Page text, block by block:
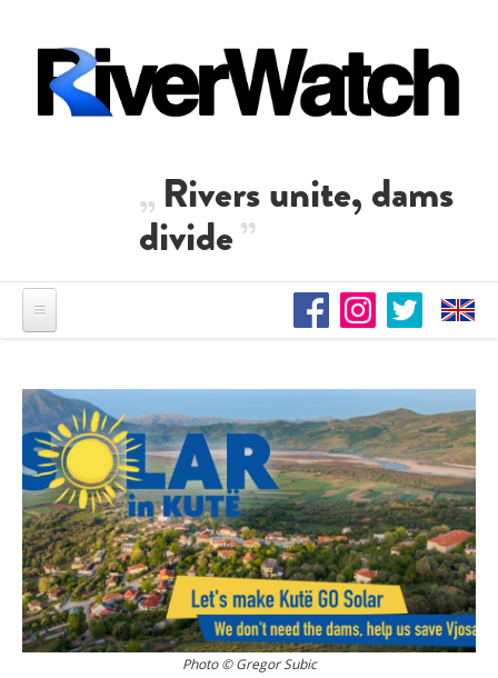
Rivers unite, dams
divide
Photo © Gregor Subic
Die Dorfbewohner von Kutë leisten leidenschaftlichen Widerstand gegen